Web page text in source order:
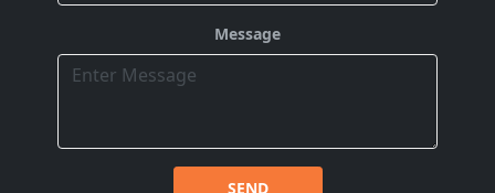
Message
SEND